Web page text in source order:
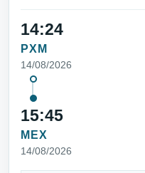
14:24
PXM
14/08/2026
15:45
MEX
14/08/2026